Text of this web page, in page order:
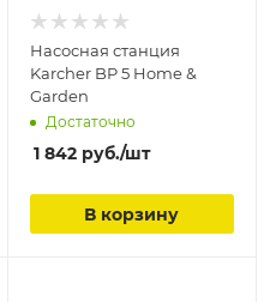
Насосная станция
Karcher BP 5 Home &
Garden
Достаточно
1 842руб./шт
В корзину